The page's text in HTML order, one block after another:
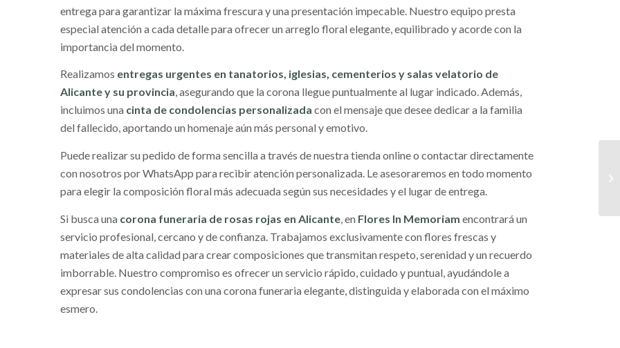
entrega para garantizar la máxima frescura y una presentación impecable. Nuestro equipo presta
especial atención a cada detalle para ofrecer un arreglo floral elegante, equilibrado y acorde con la
importancia del momento.
Realizamos entregas urgentes en tanatorios, iglesias, cementerios y salas velatorio de
Alicante y su provincia, asegurando que la corona llegue puntualmente al lugar indicado. Además,
incluimos una cinta de condolencias personalizada con el mensaje que desee dedicar a la familia
del fallecido, aportando un homenaje aún más personal y emotivo.
Puede realizar su pedido de forma sencilla a través de nuestra tienda online o contactar directamente
con nosotros por WhatsApp para recibir atención personalizada. Le asesoraremos en todo momento
para elegir la composición floral más adecuada según sus necesidades y el lugar de entrega.
Si busca una corona funeraria de rosas rojas en Alicante , en Flores In Memoriam encontrará un
servicio profesional, cercano y de confianza. Trabajamos exclusivamente con flores frescas y
materiales de alta calidad para crear composiciones que transmitan respeto, serenidad y un recuerdo
imborrable. Nuestro compromiso es ofrecer un servicio rápido, cuidado y puntual, ayudándole a
expresar sus condolencias con una corona funeraria elegante, distinguida y elaborada con el máximo
esmero.